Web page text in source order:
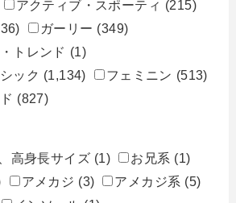
アクティブ・スポーティ (215)
ガーリー (349)
トレンド (1)
ック (1,134) フェミニン (513)
(827)
高身長サイズ (1) お兄系 (1)
アメカジ (3) アメカジ系 (5)